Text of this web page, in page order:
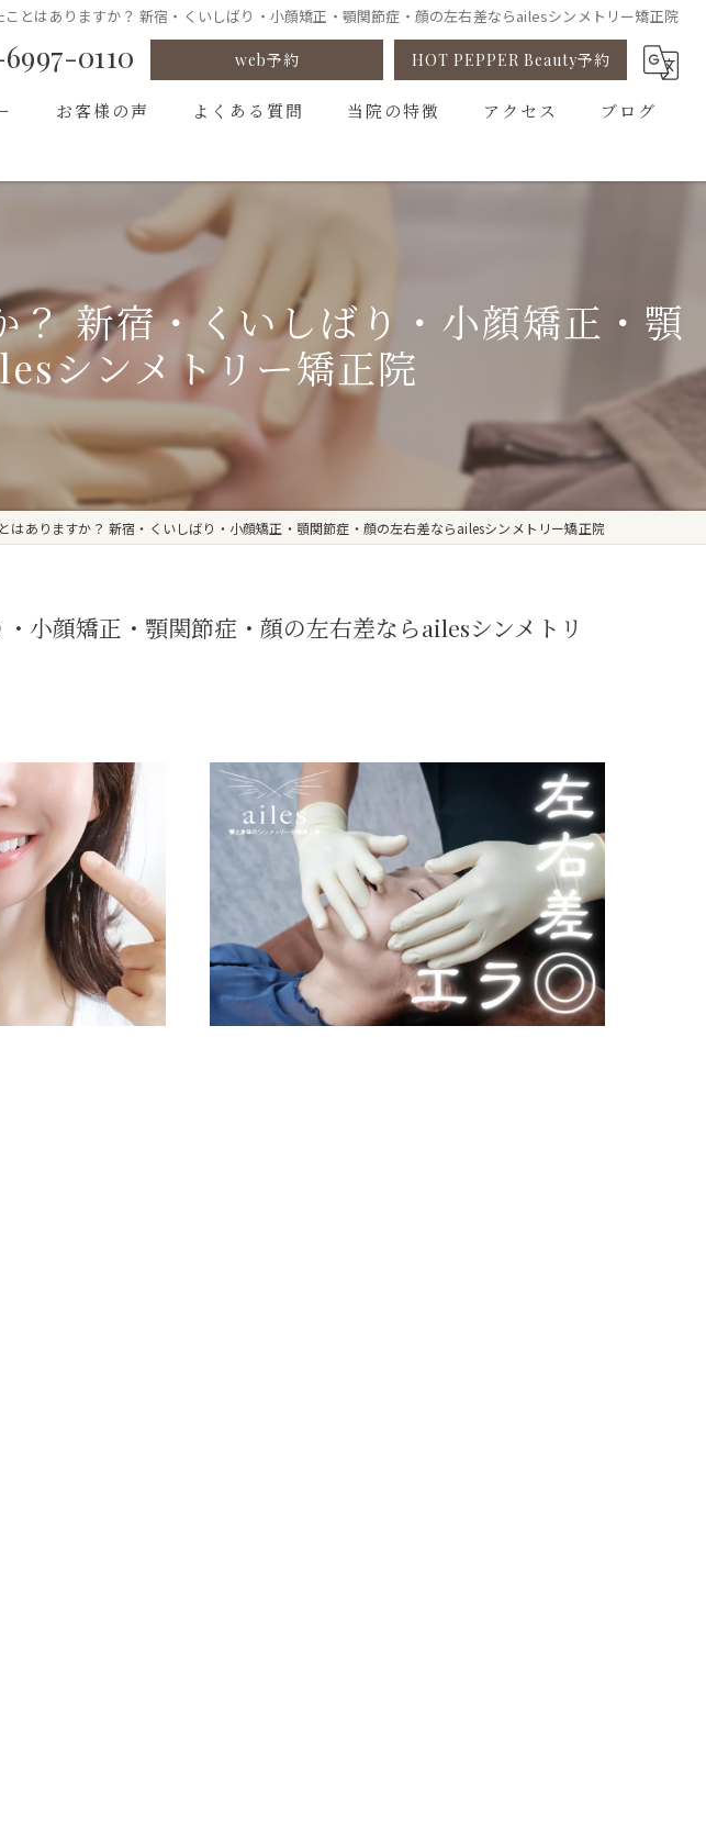
とはありますか？ 新宿・くいしばり・小顔矯正・顎関節症・顔の左右差ならailesシンメトリー矯正院
0110 web予約 HOT PEPPER Beauty予約
お客様の声 よくある質問 当院の特徴
小顔矯正
骨盤矯正
カウンセリング
アクセス ブログ
コラム
新宿・くいしばり・小顔矯正・顎
シンメトリー矯正院
はありますか？ 新宿・くいしばり・小顔矯正・顎関節症・顔の左右差ならailesシンメトリー矯正院
小顔矯正・顎関節症・顔の左右差ならailesシンメトリ